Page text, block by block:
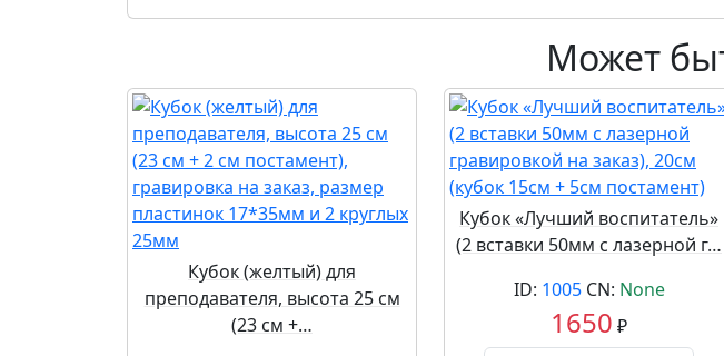
Может
Кубок (желтый) для
преподавателя, высота 25 см
(23 см +…
Кубок «Лучший воспитатель»
(2 вставки 50мм с лазерной г…
ID: 1005CN: None
1650 ₽